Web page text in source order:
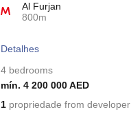
Al Furjan
800m
Detalhes
4 bedrooms
mín. 4 200 000 AED
1propriedade from developer